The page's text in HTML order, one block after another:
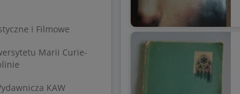
i Filmowe
Marii Curie-
KAW